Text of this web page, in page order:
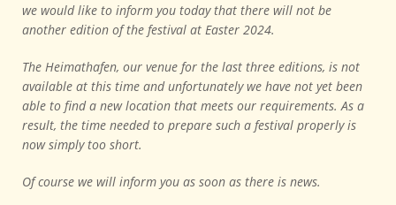
we would like to inform you today that there will not be
another edition of the festival at Easter 2024.
The Heimathafen, our venue for the last three editions, is not
available at this time and unfortunately we have not yet been
able to find a new location that meets our requirements. As a
result, the time needed to prepare such a festival properly is
now simply too short.
Of course we will inform you as soon as there is news.